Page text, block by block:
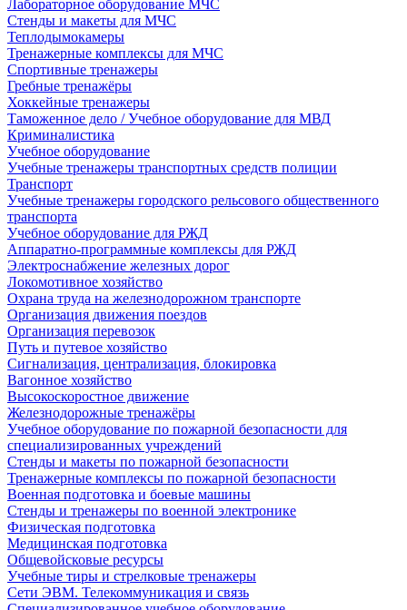
Лабораторное оборудование МЧС
Стенды и макеты для МЧС
Теплодымокамеры
Тренажерные комплексы для МЧС
Спортивные тренажеры
Гребные тренажёры
Хоккейные тренажеры
Таможенное дело / Учебное оборудование для МВД
Криминалистика
Учебное оборудование
Учебные тренажеры транспортных средств полиции
Транспорт
Учебные тренажеры городского рельсового общественного
транспорта
Учебное оборудование для РЖД
Аппаратно-программные комплексы для РЖД
Электроснабжение железных дорог
Локомотивное хозяйство
Охрана труда на железнодорожном транспорте
Организация движения поездов
Организация перевозок
Путь и путевое хозяйство
Сигнализация, централизация, блокировка
Вагонное хозяйство
Высокоскоростное движение
Железнодорожные тренажёры
Учебное оборудование по пожарной безопасности для
специализированных учреждений
Стенды и макеты по пожарной безопасности
Тренажерные комплексы по пожарной безопасности
Военная подготовка и боевые машины
Стенды и тренажеры по военной электронике
Физическая подготовка
Медицинская подготовка
Общевойсковые ресурсы
Учебные тиры и стрелковые тренажеры
Сети ЭВМ. Телекоммуникация и связь